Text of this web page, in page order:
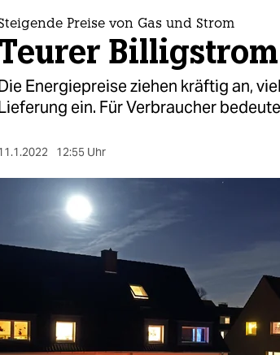
Preise von Gas und Strom
Billigstrom
Energiepreise ziehen kräftig an,
ein. Für Verbraucher
12:55 Uhr